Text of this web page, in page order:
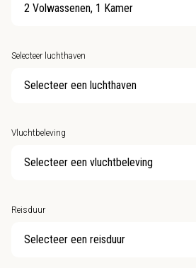
2 Volwassenen, 1 Kamer
Selecteer luchthaven
Selecteer een luchthaven
Vluchtbeleving
Selecteer een vluchtbeleving
Reisduur
Selecteer een reisduur